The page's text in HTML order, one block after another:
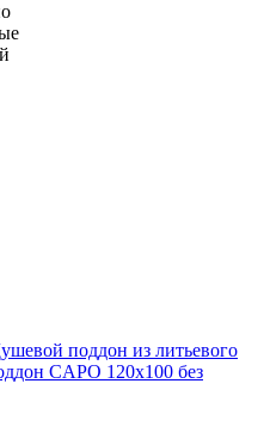
поддон из литьевого
CAPO 120x100 без